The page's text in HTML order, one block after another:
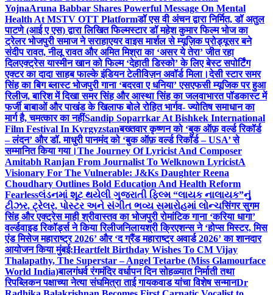
YojnaAruna Babbar Shares Powerful Message On Mental
Health At MSTV OTT Platformडॉ एस वी अंचन द्वारा निर्मित, डॉ अतुल
पाटणे (आई ए एस) द्वारा लिखित फिल्मस्टार डॉ महेश कुमार फिल्म भोज का
ट्रेलर भोजपुरी समाज ने सराहाएयर वाइस मार्शल से म्यूज़िक प्रोड्यूसर बने
संदीप रावत, नीलू रावत और अमित मिश्रा का ‘असर ये तेरा’ जीत रहा
दिलएक्ट्रेस यास्मीन खान को फिल्म ‘देहाती डिस्को’ के लिए बेस्ट सपोर्टिंग
एक्टर का दादा साहब फाल्के इंडियन टेलीविज़न अवॉर्ड मिला।देसी स्टार समर
सिंह का बिग ब्लास्ट भोजपुरी गाना ‘बदरवा ए धनिया’ एसएफसी म्यूजिक पर हुआ
रिलीज, बारिश में दिखा समर सिंह और आस्था सिंह का जलवाभारत पॉडकास्ट में
फर्जी बाबाओं और पाखंड के खिलाफ बोले रोहित भार्गव- ज्योतिष समाधान का
मार्ग है, चमत्कार का नहींSandip Soparrkar At Bishkek International
Film Festival In Kyrgyzstanबख्तवार कृष्णन को ‘बुक ऑफ़ वर्ल्ड रिकॉर्ड
– लंदन’ और डॉ. माधुरी पानमंद को ‘बुक ऑफ़ वर्ल्ड रिकॉर्ड – USA’ से
सम्मानित किया गया।The Journey Of Lyricist And Composer
Amitabh Ranjan From Journalist To Welknown LyricistA
Visionary For The Vulnerable: J&Ks Daughter Reena
Choudhary Outlines Bold Education And Health Reform
Fearlessલંડનમાં શૂટ થયેલી ગુજરાતી ફિલ્મ “લાયક નાલાયક”નું
ટીઝર, ટ્રેલર, પોસ્ટર અને સંગીત ભવ્ય સમારોહમાં લોન્ચसिंगर सुगम
सिंह और एक्ट्रेस माही श्रीवास्तव का भोजपुरी रोमांटिक गाना ‘करिया धागा’
वर्ल्डवाइड रिकॉर्ड्स ने किया रिलीजनिलायश्री क्रिएशन्स ने ‘होप्स मिस्टर, मिस
एंड मिसेज महाराष्ट्र 2026’ और ‘द ग्रैंड महाराष्ट्र अवार्ड 2026’ का शानदार
आयोजन किया मुंबई:Heartfelt Birthday Wishes To CM Vijay
Thalapathy, The Superstar – Angel Tetarbe (Miss Glamourface
World India)बालगंधर्व रंगमंदिर वर्धापन दिन सोहळ्यात निर्माती तथा
रिपब्लिकन पक्षाच्या नेत्या संघमित्रा ताई गायकवाड यांचा विशेष सन्मानDr